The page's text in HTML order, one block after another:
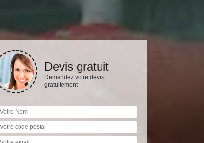
Devis gratuit
Demandez votre devis
gratuitement